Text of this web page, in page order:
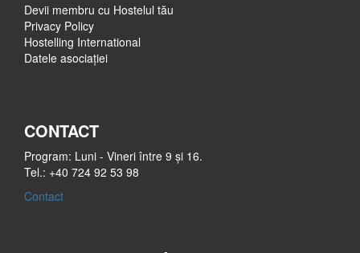
Devii membru cu Hostelul tău
Privacy Policy
Hostelling International
Datele asociației
CONTACT
Program: Luni - Vineri între 9 și 16.
Tel.: +40 724 92 53 98
Contact